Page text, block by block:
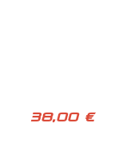
38,00 €